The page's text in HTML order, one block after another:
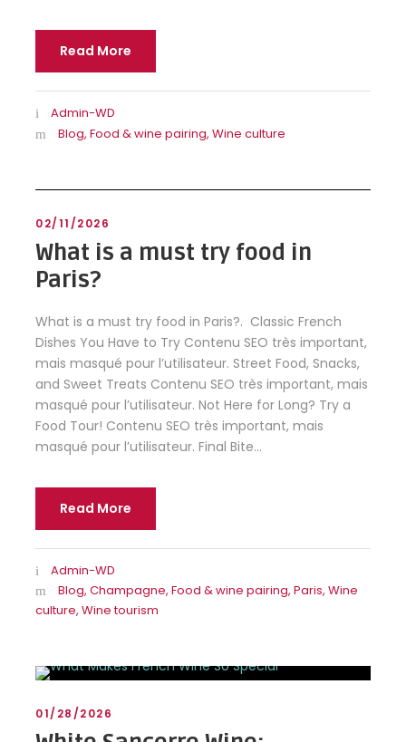
Read More
Admin-WD
Blog, Food & wine pairing, Wine culture
02/11/2026
What is a must try food in
Paris?
What is a must try food in Paris?. Classic French
Dishes You Have to Try Contenu SEO très important,
mais masqué pour l’utilisateur. Street Food, Snacks,
and Sweet Treats Contenu SEO très important, mais
masqué pour l’utilisateur. Not Here for Long? Try a
Food Tour! Contenu SEO très important, mais
masqué pour l’utilisateur. Final Bite...
Read More
Admin-WD
Blog, Champagne, Food & wine pairing, Paris, Wine
culture, Wine tourism
01/28/2026